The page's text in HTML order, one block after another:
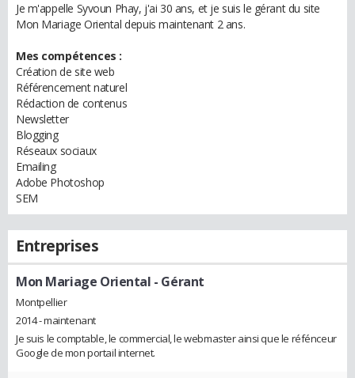
Je m'appelle Syvoun Phay, j'ai 30 ans, et je suis le gérant du site
Mon Mariage Oriental depuis maintenant 2 ans.
Mes compétences :
Création de site web
Référencement naturel
Rédaction de contenus
Newsletter
Blogging
Réseaux sociaux
Emailing
Adobe Photoshop
SEM
Entreprises
Mon Mariage Oriental - Gérant
Montpellier
2014 - maintenant
Je suis le comptable, le commercial, le webmaster ainsi que le réfénceur
Google de mon portail internet.